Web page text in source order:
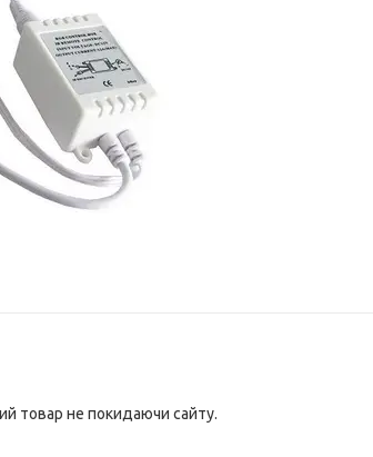
товар не покидаючи сайту.